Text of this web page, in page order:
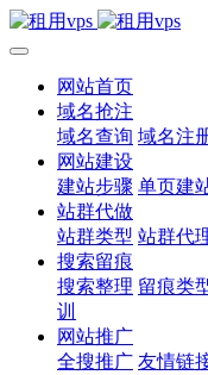
网站首页
域名抢注
域名查询 域名注
网站建设
建站步骤 单页建
站群代做
站群类型 站群代
搜索留痕
搜索整理 留痕类
训
网站推广
全搜推广 友情链